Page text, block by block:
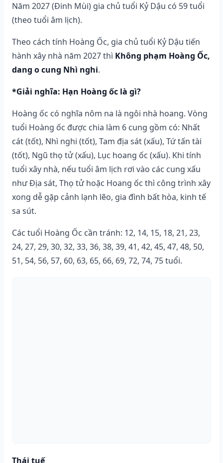
Năm 2027 (Đinh Mùi) gia chủ tuổi Kỷ Dậu có 59 tuổi
(theo tuổi âm lịch).
Theo cách tính Hoàng Ốc, gia chủ tuổi Kỷ Dậu tiến
hành xây nhà năm 2027 thì Không phạm Hoàng Ốc,
dang o cung Nhì nghi.
*Giải nghĩa: Hạn Hoàng ốc là gì?
Hoàng ốc có nghĩa nôm na là ngôi nhà hoang. Vòng
tuổi Hoàng ốc được chia làm 6 cung gồm có: Nhất
cát (tốt), Nhì nghi (tốt), Tam địa sát (xấu), Tứ tấn tài
(tốt), Ngũ thọ tử (xấu), Lục hoang ốc (xấu). Khi tính
tuổi xây nhà, nếu tuổi âm lịch rơi vào các cung xấu
như Địa sát, Thọ tử hoặc Hoang ốc thì công trình xây
xong dễ gặp cảnh lạnh lẽo, gia đình bất hòa, kinh tế
sa sút.
Các tuổi Hoàng Ốc cần tránh: 12, 14, 15, 18, 21, 23,
24, 27, 29, 30, 32, 33, 36, 38, 39, 41, 42, 45, 47, 48, 50,
51, 54, 56, 57, 60, 63, 65, 66, 69, 72, 74, 75 tuổi.
Thái tuế